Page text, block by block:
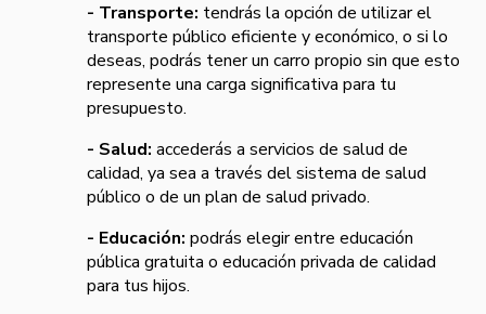
- Transporte: tendrás la opción de utilizar el
transporte público eficiente y económico, o si lo
deseas, podrás tener un carro propio sin que esto
represente una carga significativa para tu
presupuesto.
- Salud: accederás a servicios de salud de
calidad, ya sea a través del sistema de salud
público o de un plan de salud privado.
- Educación: podrás elegir entre educación
pública gratuita o educación privada de calidad
para tus hijos.